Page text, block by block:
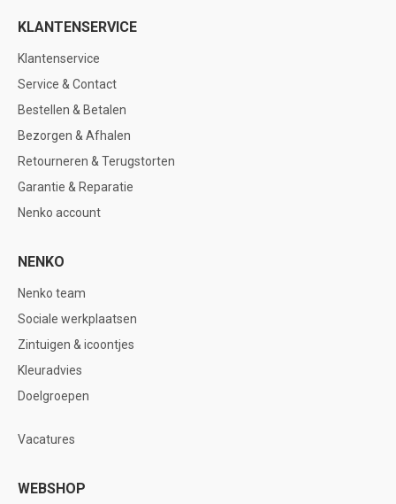
KLANTENSERVICE
Klantenservice
Service & Contact
Bestellen & Betalen
Bezorgen & Afhalen
Retourneren & Terugstorten
Garantie & Reparatie
Nenko account
NENKO
Nenko team
Sociale werkplaatsen
Zintuigen & icoontjes
Kleuradvies
Doelgroepen
Vacatures
WEBSHOP